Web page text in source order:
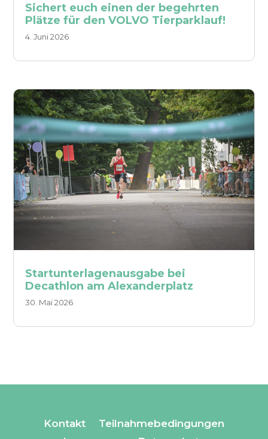
Sichert euch einen der begehrten
Plätze für den VOLVO Tierparklauf!
4. Juni 2026
Startunterlagenausgabe bei
Decathlon am Alexanderplatz
30. Mai 2026
Kontakt
Teilnahmebedingungen